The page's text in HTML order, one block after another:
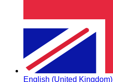
English (United Kingdom)